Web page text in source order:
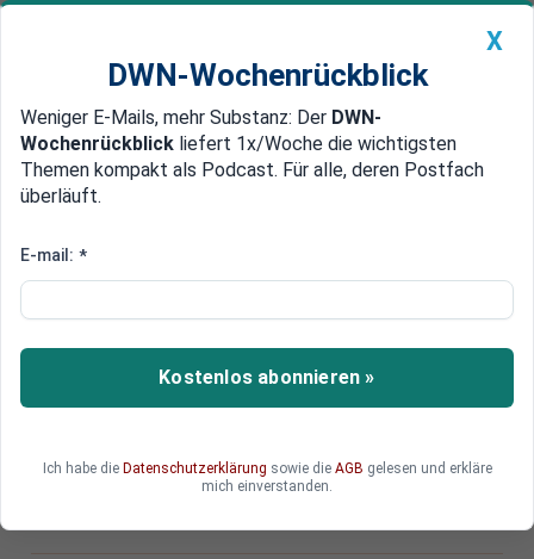
Newsticker MEIN DWN: Geldanlage Premium
Edelmetalle DWN-Magazin China
Euro ebenfalls stabil
Chinas Börsen nach Europawahl
im Aufwind
Nach der Europawahl gab es an Chinas Börsen
Handel zwischen der EU und China haben wird.
X
DWN-Wochenrückblick
Weniger E-Mails, mehr Substanz: Der DWN-
Wochenrückblick liefert 1x/Woche die wichtigsten
Themen kompakt als Podcast. Für alle, deren Postfach
überläuft.
E-mail: *
Kostenlos abonnieren »
Ich habe die Datenschutzerklärung sowie die AGB gelesen und erkläre
mich einverstanden.